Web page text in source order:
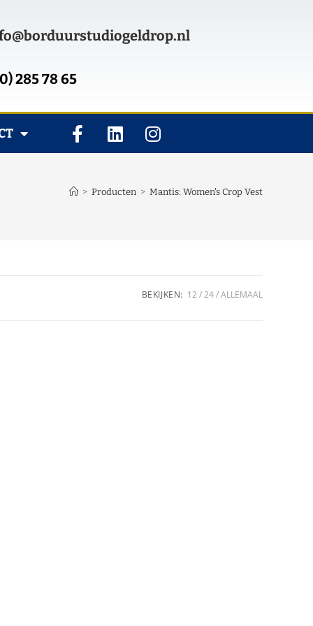
285 78 65
> Producten > Mantis: Women's Crop Vest
BEKIJKEN: 12 24 ALLEMAAL